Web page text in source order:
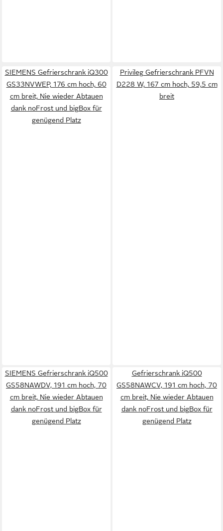
SIEMENS Gefrierschrank iQ300
GS33NVWEP, 176 cm hoch, 60
cm breit, Nie wieder Abtauen
dank noFrost und bigBox für
genügend Platz
Privileg Gefrierschrank PFVN
D228 W, 167 cm hoch, 59,5 cm
breit
SIEMENS Gefrierschrank iQ500
GS58NAWDV, 191 cm hoch, 70
cm breit, Nie wieder Abtauen
dank noFrost und bigBox für
genügend Platz
Gefrierschrank iQ500
GS58NAWCV, 191 cm hoch, 70
cm breit, Nie wieder Abtauen
dank noFrost und bigBox für
genügend Platz